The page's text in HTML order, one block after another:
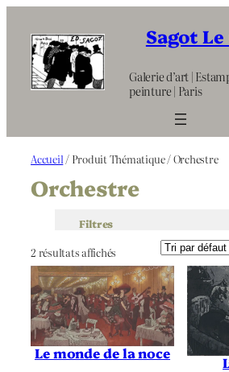
contenu
Sagot
Galerie d’art |
peinture | Paris
Accueil / Produit Thématique / Orchestre
Orchestre
Filtres
2 résultats affichés
Le monde de la noce